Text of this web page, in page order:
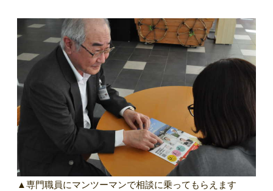
▲専門職員にマンツーマンで相談に乗ってもらえます